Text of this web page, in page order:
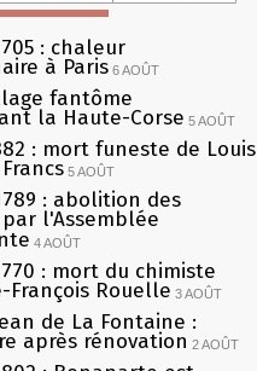
: chaleur
à Paris 6 AOÛT
fantôme
la Haute-Corse 5 AOÛT
: mort funeste de Louis
5 AOÛT
: abolition des
l'Assemblée
4 AOÛT
: mort du chimiste
François Rouelle 3 AOÛT
de La Fontaine :
après rénovation 2 AOÛT